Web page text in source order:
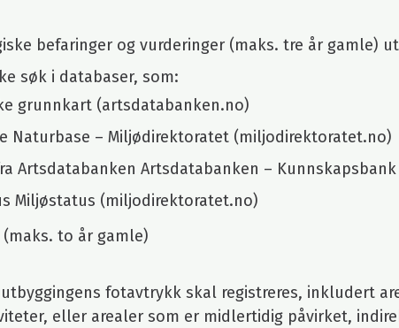
befaringer og vurderinger (maks. tre år gamle)
søk i databaser, som:
grunnkart (artsdatabanken.no)
Naturbase – Miljødirektoratet (miljodirektoratet.no)
Artsdatabanken Artsdatabanken –
Miljøstatus (miljodirektoratet.no)
to år gamle)
fotavtrykk skal registreres, inkludert
eller arealer som er midlertidig påvirket,